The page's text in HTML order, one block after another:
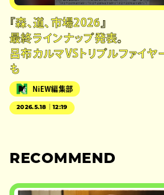
『森、道、市場2026』
最終ラインナップ発表。
呂布カルマVSトリプルファイヤ
も
NiEW編集部
2026.5.18｜12:19
RECOMMEND